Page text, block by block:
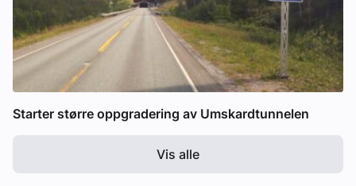
Starter større oppgradering av Umskardtunnelen
Vis alle